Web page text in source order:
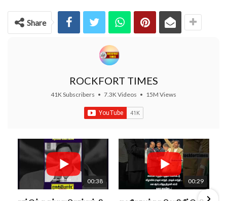
Share
ROCKFORT TIMES
41K Subscribers • 7.3K Videos • 15M Views
00:38 00:29